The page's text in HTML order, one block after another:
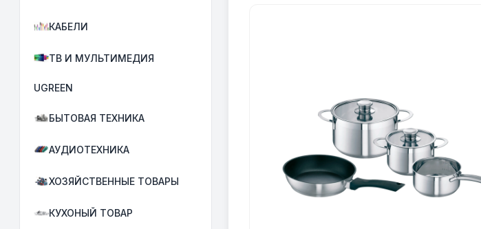
КАБЕЛИ
ТВ И МУЛЬТИМЕДИЯ
UGREEN
БЫТОВАЯ ТЕХНИКА
АУДИОТЕХНИКА
ХОЗЯЙСТВЕННЫЕ ТОВАРЫ
КУХОНЫЙ ТОВАР